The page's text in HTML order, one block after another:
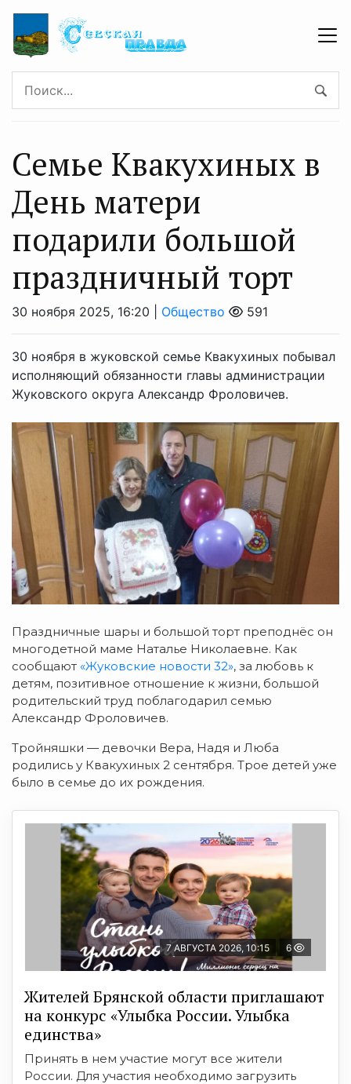
Семье Квакухиных в
День матери
подарили большой
праздничный торт
30 ноября 2025, 16:20 | Общество 591
30 ноября в жуковской семье Квакухиных побывал
исполняющий обязанности главы администрации
Жуковского округа Александр Фроловичев.
Праздничные шары и большой торт преподнёс он
многодетной маме Наталье Николаевне. Как
сообщают «Жуковские новости 32», за любовь к
детям, позитивное отношение к жизни, большой
родительский труд поблагодарил семью
Александр Фроловичев.
Тройняшки — девочки Вера, Надя и Люба
родились у Квакухиных 2 сентября. Трое детей уже
было в семье до их рождения.
7 АВГУСТА 2026, 10:15 6
Жителей Брянской области приглашают
на конкурс «Улыбка России. Улыбка
единства»
Принять в нем участие могут все жители
России. Для участия необходимо загрузить